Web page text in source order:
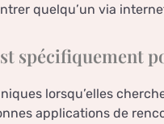
quelqu’un via
spécifiquement
lorsqu’elles
applications de